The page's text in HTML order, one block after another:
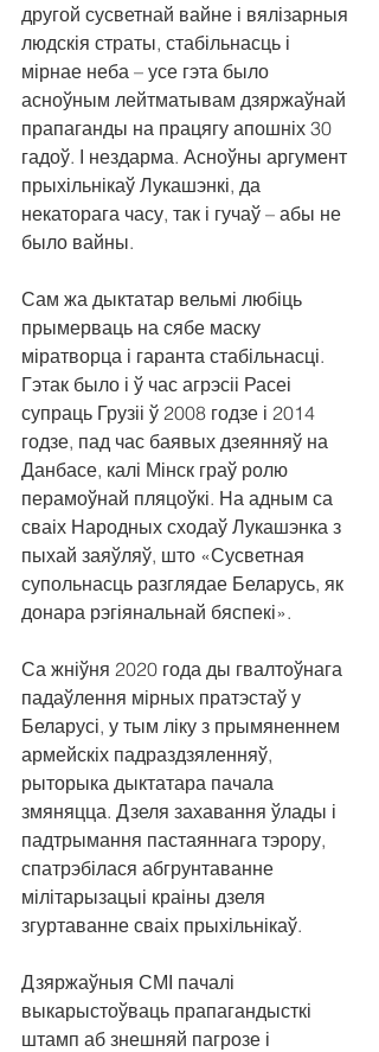
другой сусветнай вайне і вялізарныя
людскія страты, стабільнасць і
мірнае неба – усе гэта было
асноўным лейтматывам дзяржаўнай
прапаганды на працягу апошніх 30
гадоў. І нездарма. Асноўны аргумент
прыхільнікаў Лукашэнкі, да
некаторага часу, так і гучаў – абы не
было вайны.
Сам жа дыктатар вельмі любіць
прымерваць на сябе маску
міратворца і гаранта стабільнасці.
Гэтак было і ў час агрэсіі Расеі
супраць Грузіі ў 2008 годзе і 2014
годзе, пад час баявых дзеянняў на
Данбасе, калі Мінск граў ролю
перамоўнай пляцоўкі. На адным са
сваіх Народных сходаў Лукашэнка з
пыхай заяўляў, што «Сусветная
супольнасць разглядае Беларусь, як
донара рэгіянальнай бяспекі».
Са жніўня 2020 года ды гвалтоўнага
падаўлення мірных пратэстаў у
Беларусі, у тым ліку з прымяненнем
армейскіх падраздзяленняў,
рыторыка дыктатара пачала
змяняцца. Дзеля захавання ўлады і
падтрымання пастаяннага тэрору,
спатрэбілася абгрунтаванне
мілітарызацыі краіны дзеля
згуртаванне сваіх прыхільнікаў.
Дзяржаўныя СМІ пачалі
выкарыстоўваць прапагандысткі
штамп аб знешняй пагрозе і